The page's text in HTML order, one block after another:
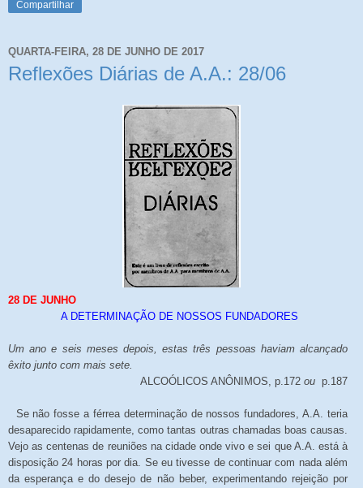
Compartilhar
QUARTA-FEIRA, 28 DE JUNHO DE 2017
Reflexões Diárias de A.A.: 28/06
28 DE JUNHO
A DETERMINAÇÃO DE NOSSOS FUNDADORES
Um ano e seis meses depois, estas três pessoas haviam alcançado
êxito junto com mais sete.
ALCOÓLICOS ANÔNIMOS, p.172 ou p.187
Se não fosse a férrea determinação de nossos fundadores, A.A. teria
desaparecido rapidamente, como tantas outras chamadas boas causas.
Vejo as centenas de reuniões na cidade onde vivo e sei que A.A. está à
disposição 24 horas por dia. Se eu tivesse de continuar com nada além
da esperança e do desejo de não beber, experimentando rejeição por